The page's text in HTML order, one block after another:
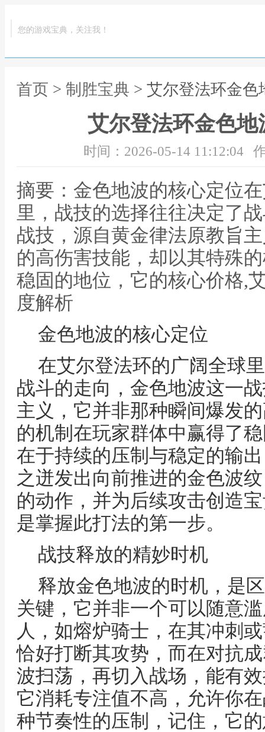
您的游戏宝典，关注我！
首页 > 制胜宝典 > 艾尔登法环金
艾尔登法环金色
时间：2026-05-14 11:12:04
摘要：金色地波的核心定位
里，战技的选择往往决定了
战技，源自黄金律法原教旨
的高伤害技能，却以其特殊
稳固的地位，它的核心价格,
度解析
金色地波的核心定位
在艾尔登法环的广阔全球
战斗的走向，金色地波这一
主义，它并非那种瞬间爆发
的机制在玩家群体中赢得了
在于持续的压制与稳定的输
之迸发出向前推进的金色波
的动作，并为后续攻击创造
是掌握此打法的第一步。
战技释放的精妙时机
释放金色地波的时机，是
关键，它并非一个可以随意
人，如熔炉骑士，在其冲刺
恰好打断其攻势，而在对抗
波扫荡，再切入战场，能有
它消耗专注值不高，允许你
种节奏性的压制，记住，它